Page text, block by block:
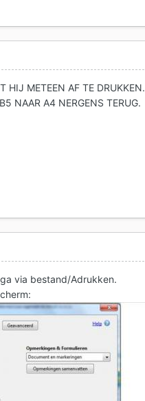
HIJ METEEN AF TE DRUKKEN.
NAAR A4 NERGENS TERUG.
via bestand/Adrukken.